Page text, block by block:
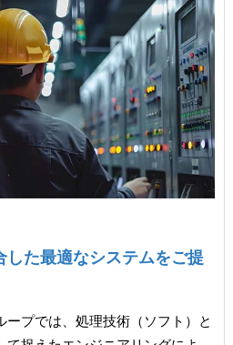
した最適なシステムをご提
ープでは、処理技術（ソフト）と